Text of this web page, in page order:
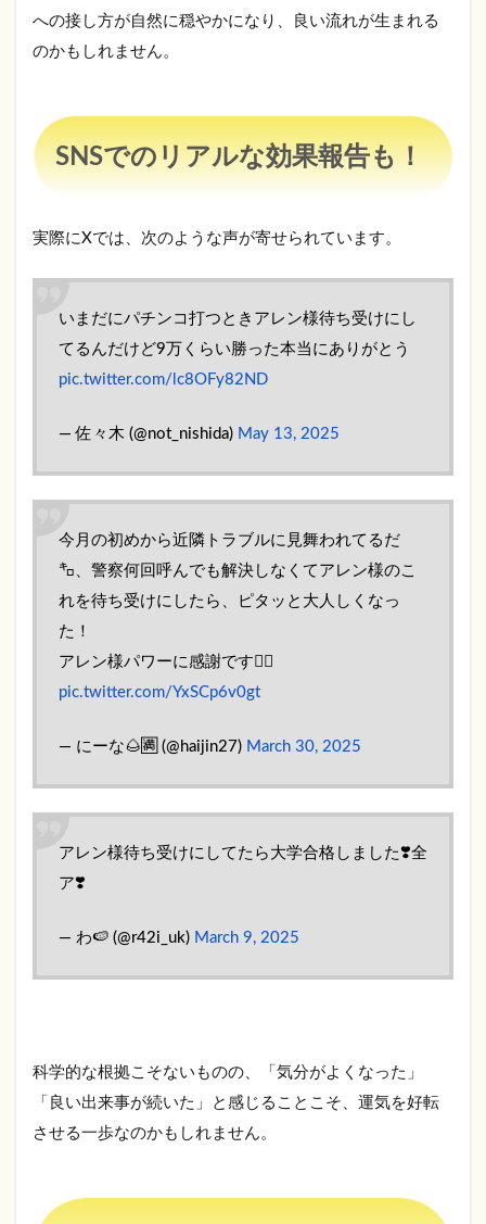
ン様
以外
芸能
ち受
川合
（人
間関
山村
紅葉
運）
4.3
湘南
風・
ショ
ック
般
明宏
愛
金
運）
4.5
庭
運）
4.6
への接し方が自然に穏やかになり、良い流れが生まれる
のかもしれません。
SNSでのリアルな効果報告も！
実際にXでは、次のような声が寄せられています。
いまだにパチンコ打つときアレン様待ち受けにし
てるんだけど9万くらい勝った本当にありがとう
pic.twitter.com/lc8OFy82ND
— 佐々木 (@not_nishida) May 13, 2025
今月の初めから近隣トラブルに見舞われてるだ
㌔、警察何回呼んでも解決しなくてアレン様のこ
れを待ち受けにしたら、ピタッと大人しくなっ
た！
アレン様パワーに感謝です🙇‍♀️
pic.twitter.com/YxSCp6v0gt
— にーな🌰🈵 (@haijin27) March 30, 2025
アレン様待ち受けにしてたら大学合格しました❣️全
ア❣️
— わ🍉 (@r42i_uk) March 9, 2025
科学的な根拠こそないものの、「気分がよくなった」
「良い出来事が続いた」と感じることこそ、運気を好転
させる一歩なのかもしれません。